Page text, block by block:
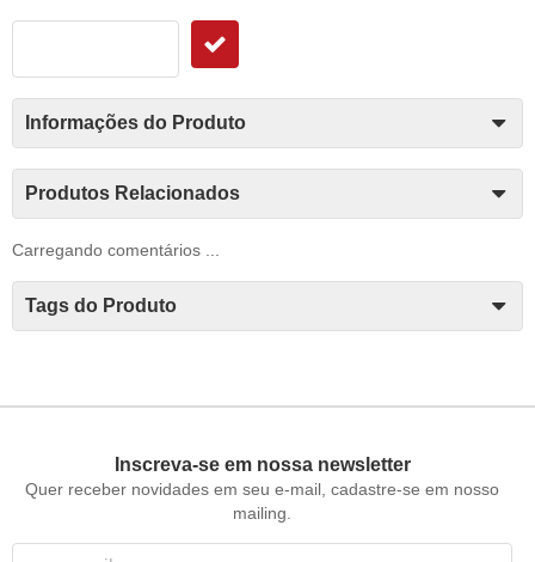
Informações do Produto
Produtos Relacionados
Carregando comentários ...
Tags do Produto
Inscreva-se em nossa newsletter
Quer receber novidades em seu e-mail, cadastre-se em nosso
mailing.